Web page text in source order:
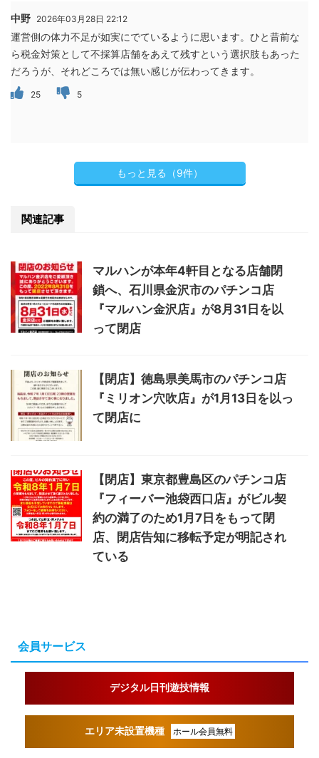
中野 2026年03月28日 22:12
運営側の体力不足が如実にでているように思います。ひと昔前な
ら税金対策として不採算店舗をあえて残すという選択肢もあった
だろうが、それどころでは無い感じが伝わってきます。
25 5
もっと見る（9件）
関連記事
マルハンが本年4軒目となる店舗閉
鎖へ、石川県金沢市のパチンコ店
『マルハン金沢店』が8月31日を以
って閉店
【閉店】徳島県美馬市のパチンコ店
『ミリオン穴吹店』が1月13日を以っ
て閉店に
【閉店】東京都豊島区のパチンコ店
『フィーバー池袋西口店』がビル契
約の満了のため1月7日をもって閉
店、閉店告知に移転予定が明記され
ている
会員サービス
デジタル日刊遊技情報
エリア未設置機種 ホール会員無料